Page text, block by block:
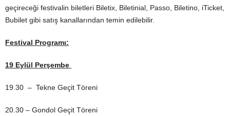
geçireceği festivalin biletleri Biletix, Biletinial, Passo, Biletino, iTicket,
Bubilet gibi satış kanallarından temin edilebilir.
Festival Programı:
19 Eylül Perşembe
19.30 – Tekne Geçit Töreni
20.30 – Gondol Geçit Töreni